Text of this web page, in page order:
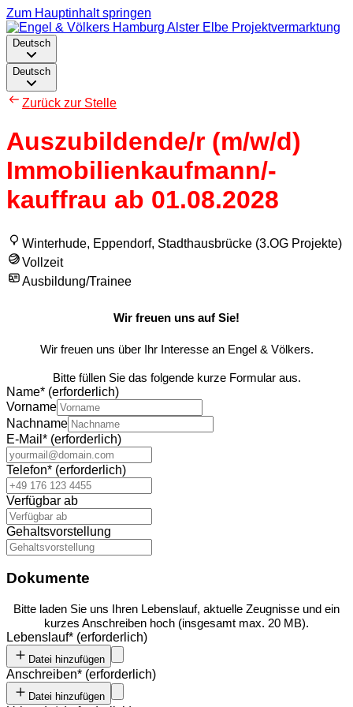
Zum Hauptinhalt springen
Deutsch
Deutsch
Zurück zur Stelle
Auszubildende/r (m/w/d)
Immobilienkaufmann/-
kauffrau ab 01.08.2028
Winterhude, Eppendorf, Stadthausbrücke (3.OG Projekte)
Vollzeit
Ausbildung/Trainee
Wir freuen uns auf Sie!
Wir freuen uns über Ihr Interesse an Engel & Völkers.
Bitte füllen Sie das folgende kurze Formular aus.
Name* (erforderlich)
Vorname
Nachname
E-Mail * (erforderlich)
Telefon* (erforderlich)
Verfügbar ab
Gehaltsvorstellung
Dokumente
Bitte laden Sie uns Ihren Lebenslauf, aktuelle Zeugnisse und ein
kurzes Anschreiben hoch (insgesamt max. 20 MB).
Lebenslauf* (erforderlich)
Datei hinzufügen
Anschreiben* (erforderlich)
Datei hinzufügen